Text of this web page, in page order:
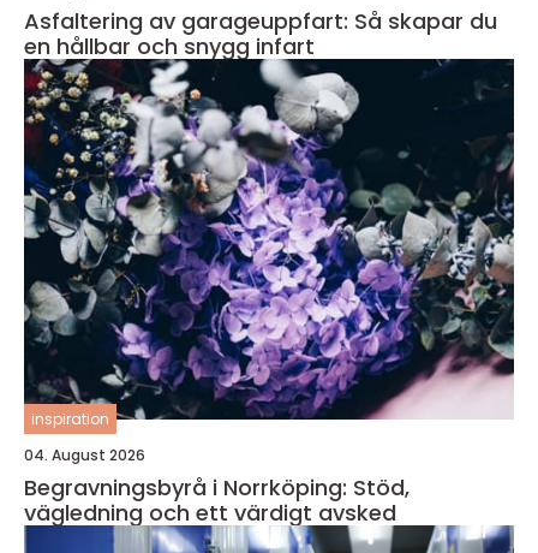
Asfaltering av garageuppfart: Så skapar du
en hållbar och snygg infart
inspiration
04. August 2026
Begravningsbyrå i Norrköping: Stöd,
vägledning och ett värdigt avsked